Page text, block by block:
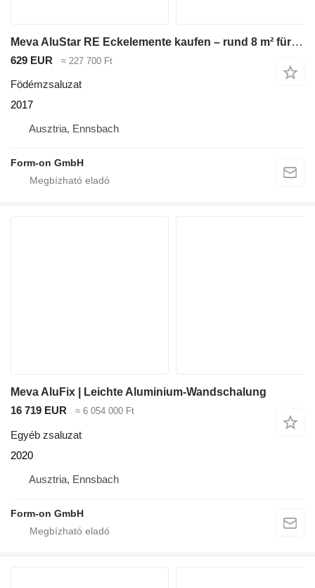
Meva AluStar RE Eckelemente kaufen – rund 8 m² für Wandschalung sofor
629 EUR ≈ 227 700 Ft
Födémzsaluzat
2017
Ausztria, Ennsbach
Form-on GmbH
Meva AluFix | Leichte Aluminium-Wandschalung
16 719 EUR
≈ 6 054 000 Ft
Egyéb zsaluzat
2020
Ausztria, Ennsbach
Form-on GmbH